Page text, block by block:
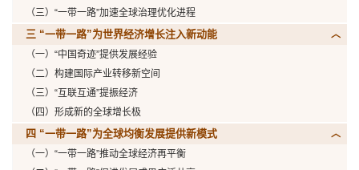
（三）“一带一路”加速全球治理优化进程
三 “一带一路”为世界经济增长注入新动能
（一）“中国奇迹”提供发展经验
（二）构建国际产业转移新空间
（三）“互联互通”提振经济
（四）形成新的全球增长极
四 “一带一路”为全球均衡发展提供新模式
（一）“一带一路”推动全球经济再平衡